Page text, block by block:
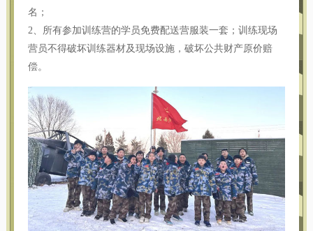
名；
2、所有参加训练营的学员免费配送营服装一套；训练现场
营员不得破坏训练器材及现场设施，破坏公共财产原价赔
偿。